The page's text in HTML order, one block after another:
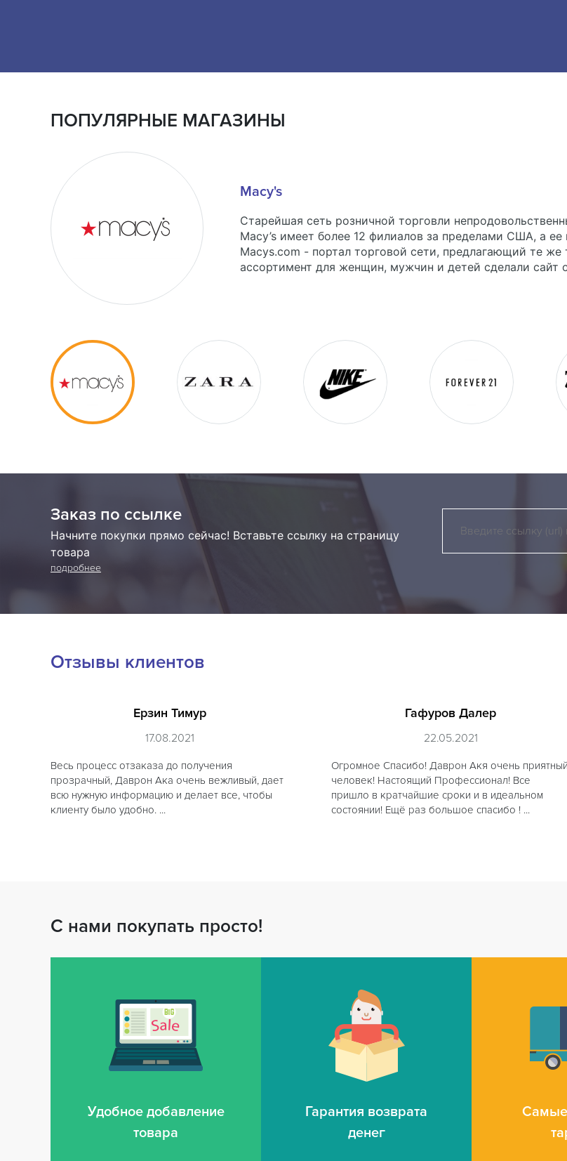
ПОПУЛЯРНЫЕ МАГАЗИНЫ
Macy's
Старейшая сеть розничной торговли
Macy’s имеет более 12 филиалов за пределами США, а
Macys.com - портал торговой сети, предлагающий те
ассортимент для женщин, мужчин и детей сделали
Заказ по ссылке
Начните покупки прямо сейчас! Вставьте ссылку на страницу
товара
подробнее
Отзывы клиентов
Ерзин Тимур
17.08.2021
Весь процесс отзаказа до получения
прозрачный, Даврон Ака очень вежливый, дает
всю нужную информацию и делает все, чтобы
клиенту было удобно. ...
Гафуров Далер
22.05.2021
Огромное Спасибо! Даврон Акя очень приятный
человек! Настоящий Профессионал! Все
пришло в кратчайшие сроки и в идеальном
состоянии! Ещё раз большое спасибо ! ...
С нами покупать просто!
Удобное добавление
товара
Гарантия возврата
денег